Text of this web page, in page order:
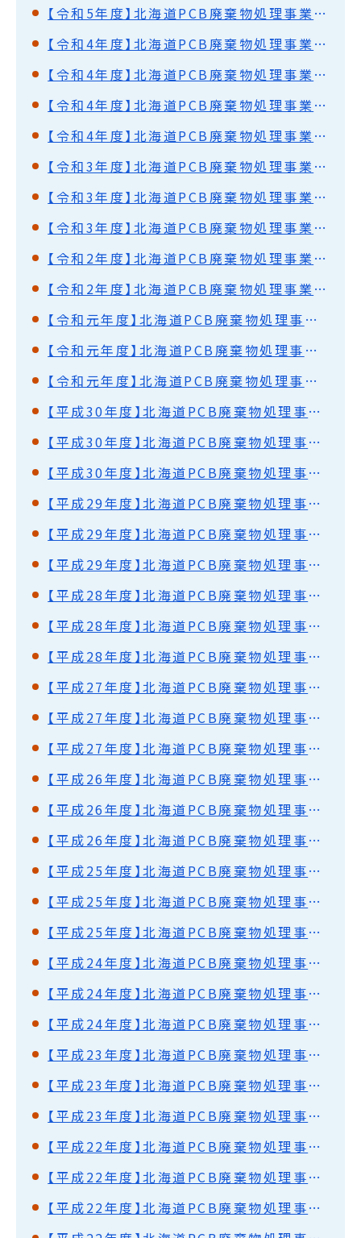
【令和5年度】北海道PCB廃棄物処理事業監視円卓会議（第59回）開催結果概要
【令和4年度】北海道PCB廃棄物処理事業監視円卓会議（第58回）開催結果概要
【令和4年度】北海道PCB廃棄物処理事業監視円卓会議（第57回）開催結果概要
【令和4年度】北海道PCB廃棄物処理事業監視円卓会議（第56回）開催結果概要
【令和4年度】北海道PCB廃棄物処理事業監視円卓会議（第55回）開催結果概要
【令和3年度】北海道PCB廃棄物処理事業監視円卓会議（第54回）開催結果概要
【令和3年度】北海道PCB廃棄物処理事業監視円卓会議（第53回）開催結果概要
【令和3年度】北海道PCB廃棄物処理事業監視円卓会議（第52回）開催結果概要
【令和2年度】北海道PCB廃棄物処理事業監視円卓会議（第51回）開催結果概要
【令和2年度】北海道PCB廃棄物処理事業監視円卓会議（第50回）開催結果概要
【令和元年度】北海道PCB廃棄物処理事業監視円卓会議（第49回）開催結果概要
【令和元年度】北海道PCB廃棄物処理事業監視円卓会議（第48回）開催結果概要
【令和元年度】北海道PCB廃棄物処理事業監視円卓会議（第47回）開催結果概要
【平成30年度】北海道PCB廃棄物処理事業監視円卓会議（第46回）開催結果概要
【平成30年度】北海道PCB廃棄物処理事業監視円卓会議（第45回）開催結果概要
【平成30年度】北海道PCB廃棄物処理事業監視円卓会議（第44回）開催結果概要
【平成29年度】北海道PCB廃棄物処理事業監視円卓会議（第43回）開催結果概要
【平成29年度】北海道PCB廃棄物処理事業監視円卓会議（第42回）開催結果概要
【平成29年度】北海道PCB廃棄物処理事業監視円卓会議（第41回）開催結果概要
【平成28年度】北海道PCB廃棄物処理事業監視円卓会議（第40回）開催結果概要
【平成28年度】北海道PCB廃棄物処理事業監視円卓会議（第39回）開催結果概要
【平成28年度】北海道PCB廃棄物処理事業監視円卓会議（第38回）開催結果概要
【平成27年度】北海道PCB廃棄物処理事業監視円卓会議（第37回）開催結果概要
【平成27年度】北海道PCB廃棄物処理事業監視円卓会議（第36回）開催結果概要
【平成27年度】北海道PCB廃棄物処理事業監視円卓会議（第35回）開催結果概要
【平成26年度】北海道PCB廃棄物処理事業監視円卓会議（第34回）開催結果概要
【平成26年度】北海道PCB廃棄物処理事業監視円卓会議（第33回）開催結果概要
【平成26年度】北海道PCB廃棄物処理事業監視円卓会議（第32回）開催結果概要
【平成25年度】北海道PCB廃棄物処理事業監視円卓会議（第31回）開催結果概要
【平成25年度】北海道PCB廃棄物処理事業監視円卓会議（第30回）開催結果概要
【平成25年度】北海道PCB廃棄物処理事業監視円卓会議（第29回）開催結果概要
【平成24年度】北海道PCB廃棄物処理事業監視円卓会議（第28回）開催結果概要
【平成24年度】北海道PCB廃棄物処理事業監視円卓会議（第27回）開催結果概要
【平成24年度】北海道PCB廃棄物処理事業監視円卓会議（第26回）開催結果概要
【平成23年度】北海道PCB廃棄物処理事業監視円卓会議（第25回）開催結果概要
【平成23年度】北海道PCB廃棄物処理事業監視円卓会議（第24回）開催結果概要
【平成23年度】北海道PCB廃棄物処理事業監視円卓会議（第23回）開催結果概要
【平成22年度】北海道PCB廃棄物処理事業監視円卓会議（第22回）開催結果概要
【平成22年度】北海道PCB廃棄物処理事業監視円卓会議（第21回）開催結果概要
【平成22年度】北海道PCB廃棄物処理事業監視円卓会議（第20回）開催結果概要